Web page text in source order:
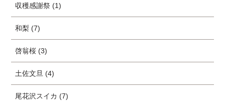
収穫感謝祭 (1)
和梨 (7)
啓翁桜 (3)
土佐文旦 (4)
尾花沢スイカ (7)